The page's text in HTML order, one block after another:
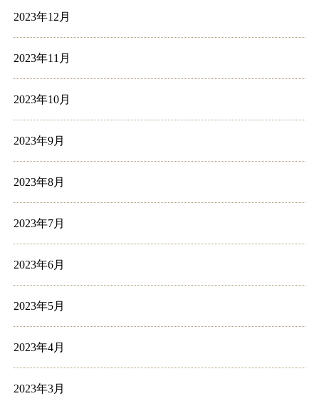
2023年12月
2023年11月
2023年10月
2023年9月
2023年8月
2023年7月
2023年6月
2023年5月
2023年4月
2023年3月